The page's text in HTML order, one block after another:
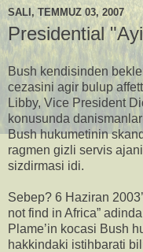
SALI, TEMMUZ 03, 2007
Presidential
Bush kendisinden
cezasini agir bulup
Libby, Vice President
konusunda
Bush hukumetinin
ragmen gizli servis ajani
sizdirmasi idi.
Sebep? 6 Haziran
not find in Africa”
Plame’in kocasi Bush
hakkindaki istihbarati